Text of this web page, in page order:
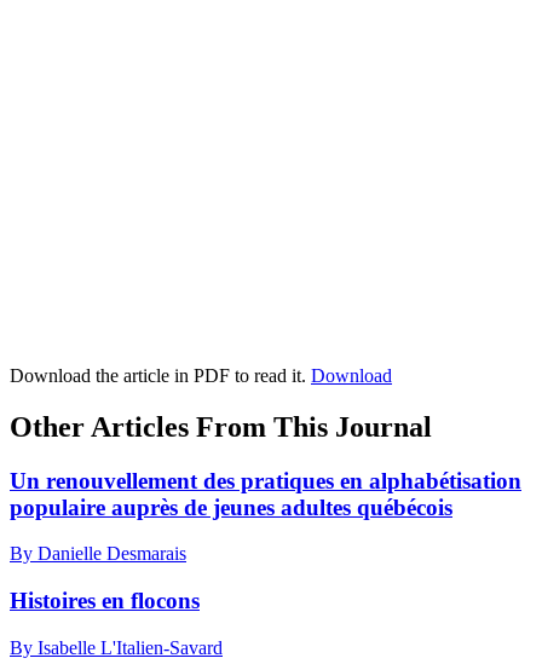
Download the article in PDF to read it. Download
Other Articles From This Journal
Un renouvellement des pratiques en alphabétisation
populaire auprès de jeunes adultes québécois
By Danielle Desmarais
Histoires en flocons
By Isabelle L'Italien-Savard